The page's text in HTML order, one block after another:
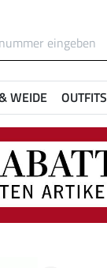
WEIDE OUTFITS